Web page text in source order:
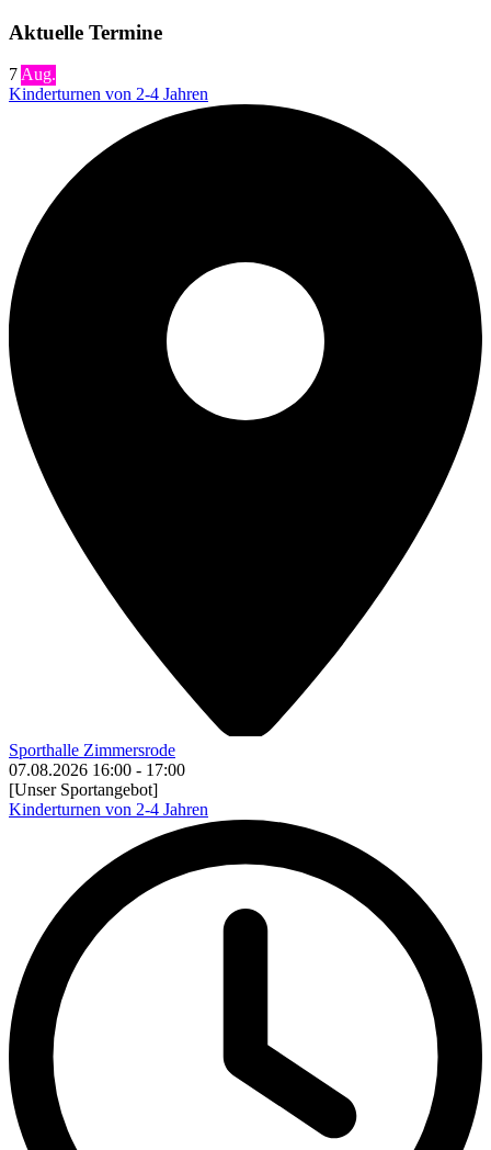
Aktuelle Termine
7Aug.
Kinderturnen von 2-4 Jahren
Sporthalle Zimmersrode
07.08.2026 16:00 - 17:00
[Unser Sportangebot]
Kinderturnen von 2-4 Jahren